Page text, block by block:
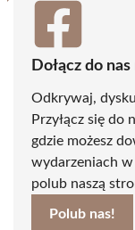
Dołącz do
Odkrywaj,
Przyłącz się do
gdzie możesz
wydarzeniach w
polub naszą
Polub nas!